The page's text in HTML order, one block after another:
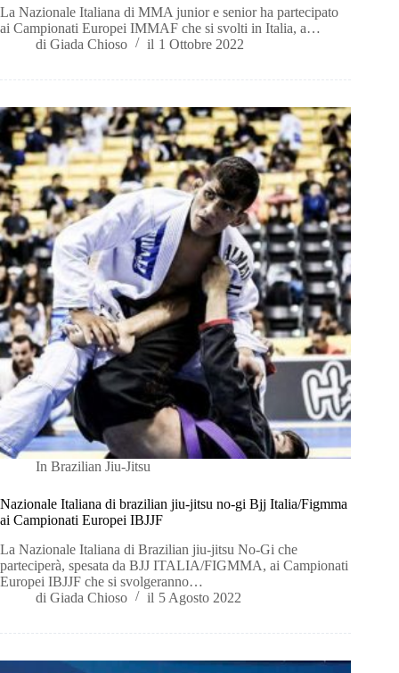
La Nazionale Italiana di MMA junior e senior ha partecipato
ai Campionati Europei IMMAF che si svolti in Italia, a…
di Giada Chioso il 1 Ottobre 2022
In Brazilian Jiu-Jitsu
Nazionale Italiana di brazilian jiu-jitsu no-gi Bjj Italia/Figmma
ai Campionati Europei IBJJF
La Nazionale Italiana di Brazilian jiu-jitsu No-Gi che
parteciperà, spesata da BJJ ITALIA/FIGMMA, ai Campionati
Europei IBJJF che si svolgeranno…
di Giada Chioso il 5 Agosto 2022